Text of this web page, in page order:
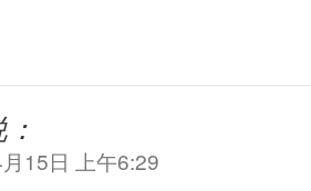
15日 上午6:29